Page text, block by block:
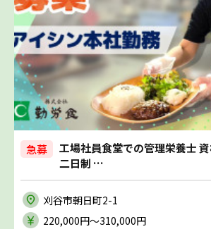
急募
工場社員食堂での管理栄養士
二日制 …
刈谷市朝日町2-1
220,000円〜310,000円